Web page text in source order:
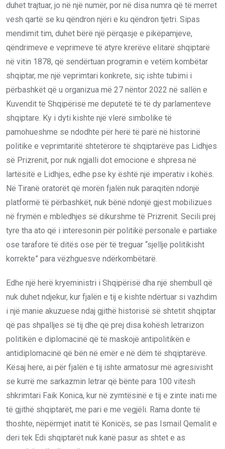
duhet trajtuar, jo në një numër, por në disa numra që të merret
vesh qartë se ku qëndron njëri e ku qëndron tjetri. Sipas
mendimit tim, duhet bërë një përqasje e pikëpamjeve,
qëndrimeve e veprimeve të atyre krerëve elitarë shqiptarë
në vitin 1878, që sendërtuan programin e vetëm kombëtar
shqiptar, me një veprimtari konkrete, siç ishte tubimi i
përbashkët që u organizua më 27 nëntor 2022 në sallën e
Kuvendit të Shqipërisë me deputetë të të dy parlamenteve
shqiptare. Ky i dyti kishte një vlerë simbolike të
pamohueshme se ndodhte për herë të parë në historinë
politike e veprimtaritë shtetërore të shqiptarëve pas Lidhjes
së Prizrenit, por nuk ngjalli dot emocione e shpresa në
lartësitë e Lidhjes, edhe pse ky është një imperativ i kohës.
Në Tiranë oratorët që morën fjalën nuk paraqitën ndonjë
platformë të përbashkët, nuk bënë ndonjë gjest mobilizues
në frymën e mbledhjes së dikurshme të Prizrenit. Secili prej
tyre tha ato që i interesonin për politikë personale e partiake
ose tarafore të ditës ose për të treguar “sjellje politikisht
korrekte” para vëzhguesve ndërkombëtarë.
Edhe një herë kryeministri i Shqipërisë dha një shembull që
nuk duhet ndjekur, kur fjalën e tij e kishte ndërtuar si vazhdim
i një manie akuzuese ndaj gjithë historisë së shtetit shqiptar
që pas shpalljes së tij dhe që prej disa kohësh letrarizon
politikën e diplomacinë që të maskojë antipolitikën e
antidiplomacinë që bën në emër e në dëm të shqiptarëve.
Kësaj here, ai për fjalën e tij ishte armatosur më agresivisht
se kurrë me sarkazmin letrar që bënte para 100 vitesh
shkrimtari Faik Konica, kur në zymtësinë e tij e zinte inati me
të gjithë shqiptarët, me pari e me vegjëli. Rama donte të
thoshte, nëpërmjet inatit të Konicës, se pas Ismail Qemalit e
deri tek Edi shqiptarët nuk kanë pasur as shtet e as